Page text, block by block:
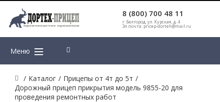
8 (800) 700 48 11
г. Белгород, ул. Курская, д. 4
Эл.почта: pricep-dorteh@mail.ru
Меню
/ Каталог / Прицепы от 4т до 5т /
Дорожный прицеп прикрытия модель 9855-20 для
проведения ремонтных работ